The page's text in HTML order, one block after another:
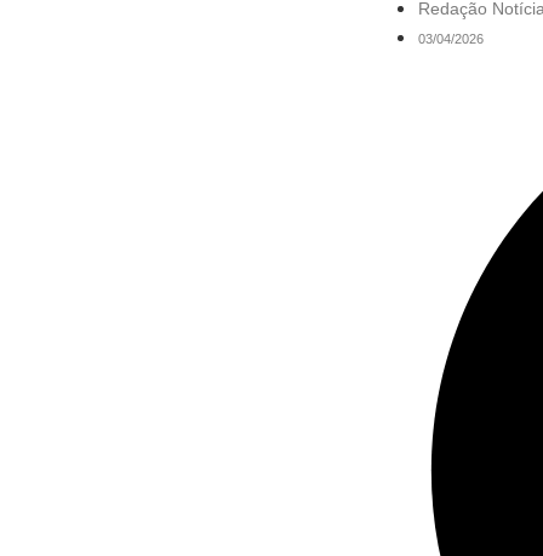
Redação
03/04/2026